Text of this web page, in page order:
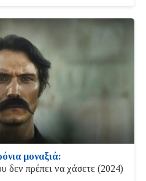
μοναξιά:
δεν πρέπει να χάσετε (2024)